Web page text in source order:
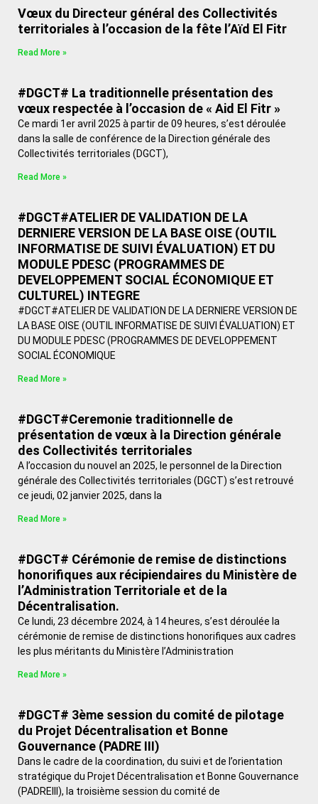
Vœux du Directeur général des Collectivités
territoriales à l’occasion de la fête l’Aïd El Fitr
Read More »
#DGCT# La traditionnelle présentation des
vœux respectée à l’occasion de « Aid El Fitr »
Ce mardi 1er avril 2025 à partir de 09 heures, s’est déroulée
dans la salle de conférence de la Direction générale des
Collectivités territoriales (DGCT),
Read More »
#DGCT#ATELIER DE VALIDATION DE LA
DERNIERE VERSION DE LA BASE OISE (OUTIL
INFORMATISE DE SUIVI ÉVALUATION) ET DU
MODULE PDESC (PROGRAMMES DE
DEVELOPPEMENT SOCIAL ÉCONOMIQUE ET
CULTUREL) INTEGRE
#DGCT#ATELIER DE VALIDATION DE LA DERNIERE VERSION DE
LA BASE OISE (OUTIL INFORMATISE DE SUIVI ÉVALUATION) ET
DU MODULE PDESC (PROGRAMMES DE DEVELOPPEMENT
SOCIAL ÉCONOMIQUE
Read More »
#DGCT#Ceremonie traditionnelle de
présentation de vœux à la Direction générale
des Collectivités territoriales
A l’occasion du nouvel an 2025, le personnel de la Direction
générale des Collectivités territoriales (DGCT) s’est retrouvé
ce jeudi, 02 janvier 2025, dans la
Read More »
#DGCT# Cérémonie de remise de distinctions
honorifiques aux récipiendaires du Ministère de
l’Administration Territoriale et de la
Décentralisation.
Ce lundi, 23 décembre 2024, à 14 heures, s’est déroulée la
cérémonie de remise de distinctions honorifiques aux cadres
les plus méritants du Ministère l’Administration
Read More »
#DGCT# 3ème session du comité de pilotage
du Projet Décentralisation et Bonne
Gouvernance (PADRE III)
Dans le cadre de la coordination, du suivi et de l’orientation
stratégique du Projet Décentralisation et Bonne Gouvernance
(PADREIII), la troisième session du comité de